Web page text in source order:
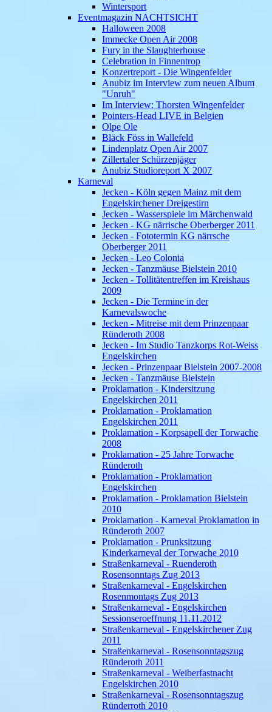
Wintersport
Eventmagazin NACHTSICHT
Halloween 2008
Immecke Open Air 2008
Fury in the Slaughterhouse
Celebration in Finnentrop
Konzertreport - Die Wingenfelder
Anubiz im Interview zum neuen Album
"Unruh"
Im Interview: Thorsten Wingenfelder
Pointers-Head LIVE in Belgien
Olpe Ole
Bläck Föss in Wallefeld
Lindenplatz Open Air 2007
Zillertaler Schürzenjäger
Anubiz Studioreport X 2007
Karneval
Jecken - Köln gegen Mainz mit dem
Engelskirchener Dreigestirn
Jecken - Wasserspiele im Märchenwald
Jecken - KG närrische Oberberger 2011
Jecken - Fototermin KG närrsche
Oberberger 2011
Jecken - Leo Colonia
Jecken - Tanzmäuse Bielstein 2010
Jecken - Tollitätentreffen im Kreishaus
2009
Jecken - Die Termine in der
Karnevalswoche
Jecken - Mitreise mit dem Prinzenpaar
Ründeroth 2008
Jecken - Im Studio Tanzkorps Rot-Weiss
Engelskirchen
Jecken - Prinzenpaar Bielstein 2007-2008
Jecken - Tanzmäuse Bielstein
Proklamation - Kindersitzung
Engelskirchen 2011
Proklamation - Proklamation
Engelskirchen 2011
Proklamation - Korpsapell der Torwache
2008
Proklamation - 25 Jahre Torwache
Ründeroth
Proklamation - Proklamation
Engelskirchen
Proklamation - Proklamation Bielstein
2010
Proklamation - Karneval Proklamation in
Ründeroth 2007
Proklamation - Prunksitzung
Kinderkarneval der Torwache 2010
Straßenkarneval - Ruenderoth
Rosensonntags Zug 2013
Straßenkarneval - Engelskirchen
Rosenmontags Zug 2013
Straßenkarneval - Engelskirchen
Sessionseroeffnung 11.11.2012
Straßenkarneval - Engelskirchener Zug
2011
Straßenkarneval - Rosensonntagszug
Ründeroth 2011
Straßenkarneval - Weiberfastnacht
Engelskirchen 2010
Straßenkarneval - Rosensonntagszug
Ründerroth 2010